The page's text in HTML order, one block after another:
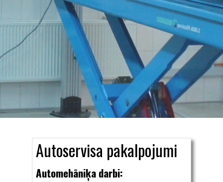
Automehāniķa darbi:
Autoservisa pakalpojumi